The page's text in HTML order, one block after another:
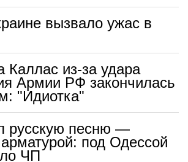
вызвало ужас в
Каллас из-за удара
Армии РФ закончилась
"Идиотка"
русскую песню —
под Одессой
ЧП